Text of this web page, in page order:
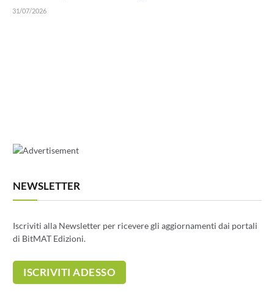
31/07/2026
NEWSLETTER
Iscriviti alla Newsletter per ricevere gli aggiornamenti dai portali
di BitMAT Edizioni.